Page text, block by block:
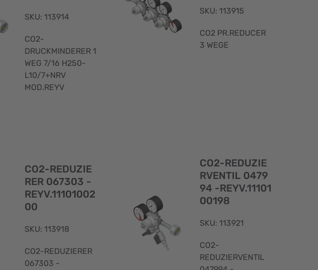
SKU: 113914
CO2-
DRUCKMINDERER 1
WEG 7/16 H250-
L10/7+NRV
MOD.REYV
SKU: 113915
CO2 PR.REDUCER
3 WEGE
CO2-REDUZIE
RER 067303 -
REYV.11101002
00
SKU: 113918
CO2-REDUZIERER
067303 -
CO2-REDUZIE
RVENTIL 0479
94 -REYV.11101
00198
SKU: 113921
CO2-
REDUZIERVENTIL